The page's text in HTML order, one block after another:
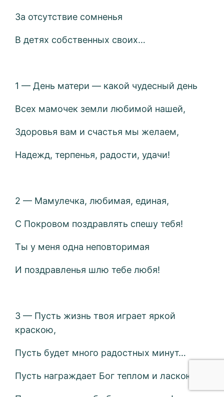
За отсутствие сомненья
В детях собственных своих…
1 — День матери — какой чудесный день
Всех мамочек земли любимой нашей,
Здоровья вам и счастья мы желаем,
Надежд, терпенья, радости, удачи!
2 — Мамулечка, любимая, единая,
С Покровом поздравлять спешу тебя!
Ты у меня одна неповторимая
И поздравленья шлю тебе любя!
3 — Пусть жизнь твоя играет яркой
краскою,
Пусть будет много радостных минут…
Пусть награждает Бог теплом и ласкою!